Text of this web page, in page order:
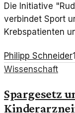
Die Initiative
verbindet Sport
Krebspatienten
Philipp Schneider1
Wissenschaft
Spargesetz